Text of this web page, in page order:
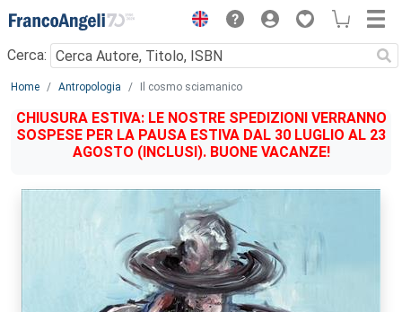
Menu
Cerca:
Main content
Home Antropologia Il cosmo sciamanico
CHIUSURA ESTIVA: LE NOSTRE SPEDIZIONI VERRANNO
SOSPESE PER LA PAUSA ESTIVA DAL 30 LUGLIO AL 23
AGOSTO (INCLUSI). BUONE VACANZE!